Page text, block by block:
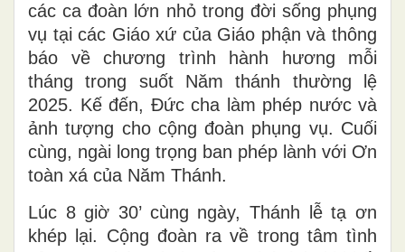
các ca đoàn lớn nhỏ trong đời sống phụng
vụ tại các Giáo xứ của Giáo phận và thông
báo về chương trình hành hương mỗi
tháng trong suốt Năm thánh thường lệ
2025. Kế đến, Đức cha làm phép nước và
ảnh tượng cho cộng đoàn phụng vụ. Cuối
cùng, ngài long trọng ban phép lành với Ơn
toàn xá của Năm Thánh.
Lúc 8 giờ 30’ cùng ngày, Thánh lễ tạ ơn
khép lại. Cộng đoàn ra về trong tâm tình